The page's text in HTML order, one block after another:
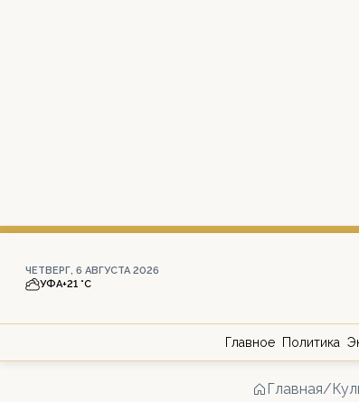
ЧЕТВЕРГ, 6 АВГУСТА 2026
УФА+21 °С
Главное Политика
Главная/